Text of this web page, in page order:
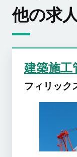
他の求人
建築施工
フィリック